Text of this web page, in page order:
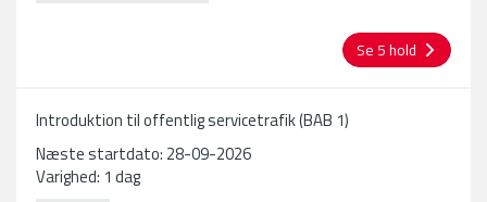
Se 5 hold
Introduktion til offentlig servicetrafik (BAB 1)
Næste startdato: 28-09-2026
Varighed: 1 dag